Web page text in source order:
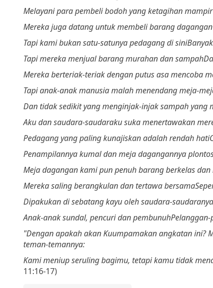
Melayani para pembeli bodoh yang ketagihan
Mereka juga datang untuk membeli barang
Tapi kami bukan satu-satunya pedagang di sini
Tapi mereka menjual barang murahan dan sampah
Mereka berteriak-teriak dengan putus asa mencoba
Tapi anak-anak manusia malah menendang meja-
Dan tidak sedikit yang menginjak-injak sampah yang
Aku dan saudara-saudaraku suka menertawakan
Pedagang yang paling kunajiskan adalah rendah hati
Penampilannya kumal dan meja dagangannya
Meja dagangan kami pun penuh barang berkelas
Mereka saling berangkulan dan tertawa bersama
Dipakukan di sebatang kayu oleh saudara-saudaranya
Anak-anak sundal, pencuri dan pembunuh
"Dengan apakah akan Kuumpamakan angkatan ini?
teman-temannya:
Kami meniup seruling bagimu, tetapi kamu tidak
11:16-17)